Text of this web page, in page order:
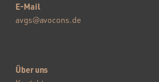
E-Mail
avgs@avocons.de
Über uns